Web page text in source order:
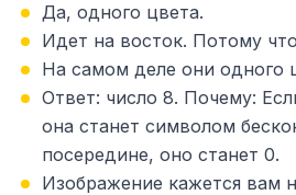
Да, одного цвета.
Идет на восток. Потому
На самом деле они одного
Ответ: число 8. Почему:
она станет символом
посередине, оно станет 0.
Изображение кажется вам